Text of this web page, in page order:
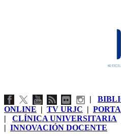
|
ONLINE | TV URJC |
| CLÍNICA UNIVERSITARIA
| INNOVACIÓN DOCENTE